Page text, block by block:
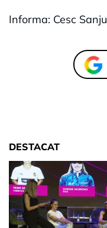
Informa: Cesc
DESTACAT